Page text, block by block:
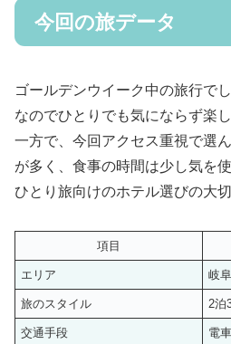
今回の旅データ
ゴールデンウイーク中の旅行で
なのでひとりでも気にならず楽し
一方で、今回アクセス重視で選
が多く、食事の時間は少し気を使
ひとり旅向けのホテル選びの大
項目
エリア 岐
旅のスタイル 2泊
交通手段 電